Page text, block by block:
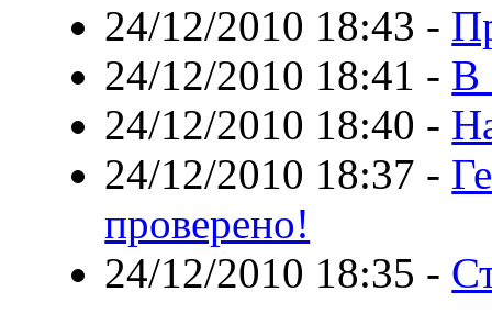
24/12/2010 18:43 -
24/12/2010 18:41 - В
24/12/2010 18:40 -
24/12/2010 18:37 -
проверено!
24/12/2010 18:35 -